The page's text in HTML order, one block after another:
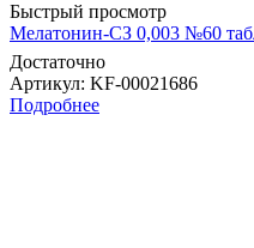
Быстрый просмотр
Мелатонин-СЗ 0,003 №60
Достаточно
Артикул: KF-00021686
Подробнее